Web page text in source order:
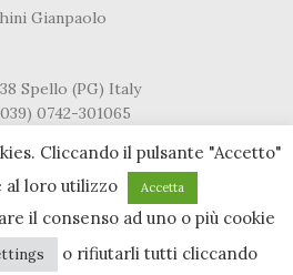
Gianpaolo
Spello (PG) Italy
0742-301065
Cliccando il pulsante "Accetto"
al loro utilizzo
Accetta
il consenso ad uno o più cookie
o rifiutarli tutti cliccando